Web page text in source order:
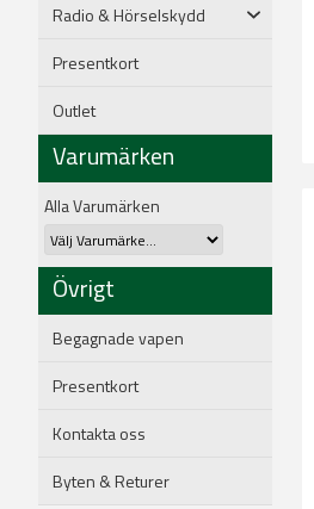
Radio & Hörselskydd
Presentkort
Outlet
Varumärken
Alla Varumärken
Övrigt
Begagnade vapen
Presentkort
Kontakta oss
Byten & Returer